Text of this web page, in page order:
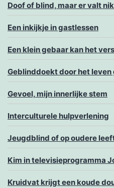
Doof of blind, maar er valt
Een inkijkje in gastlessen
Een klein gebaar kan het
Geblinddoekt door het leven
Gevoel, mijn innerlijke stem
Interculturele hulpverlening
Jeugdblind of op oudere
Kim in televisieprogramma
Kruidvat krijgt een koude